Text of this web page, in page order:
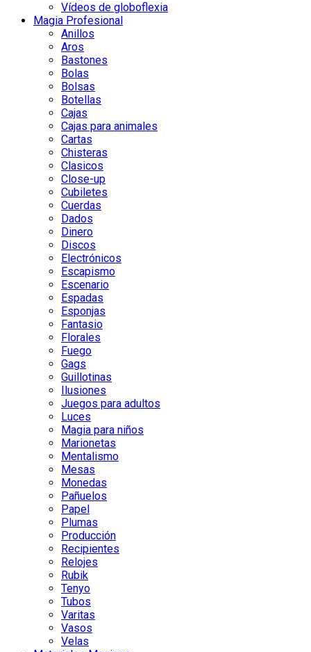
Vídeos de globoflexia
Magia Profesional
Anillos
Aros
Bastones
Bolas
Bolsas
Botellas
Cajas
Cajas para animales
Cartas
Chisteras
Clasicos
Close-up
Cubiletes
Cuerdas
Dados
Dinero
Discos
Electrónicos
Escapismo
Escenario
Espadas
Esponjas
Fantasio
Florales
Fuego
Gags
Guillotinas
Ilusiones
Juegos para adultos
Luces
Magia para niños
Marionetas
Mentalismo
Mesas
Monedas
Pañuelos
Papel
Plumas
Producción
Recipientes
Relojes
Rubik
Tenyo
Tubos
Varitas
Vasos
Velas